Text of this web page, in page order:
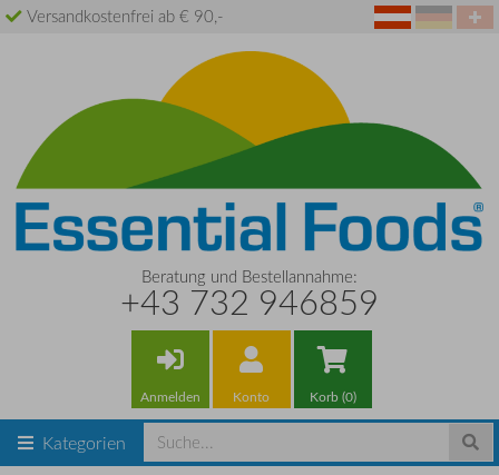
Versandkostenfrei ab € 90,-
Beratung und Bestellannahme:
+43 732 946859
Anmelden Konto Korb (0)
Kategorien